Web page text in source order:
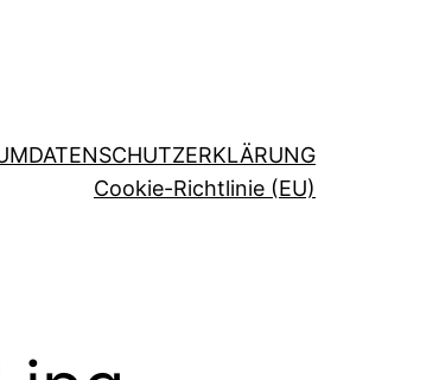
DATENSCHUTZERKLÄRUNG
Cookie-Richtlinie (EU)